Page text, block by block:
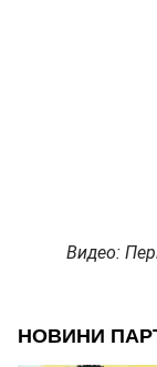
Видео: